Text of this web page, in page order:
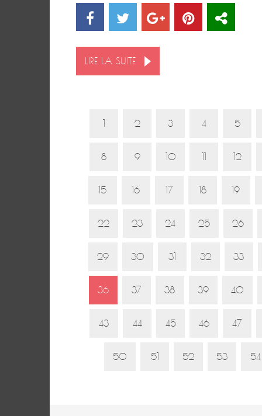
LIRE LA SUITE
2 3 4 5
8 9 10 12
15 16 17 18 19
22 23 24 25 26
29 30 31 32 33
36 37 38 39 40
43 44 45 46 47
50 51 52 53 54